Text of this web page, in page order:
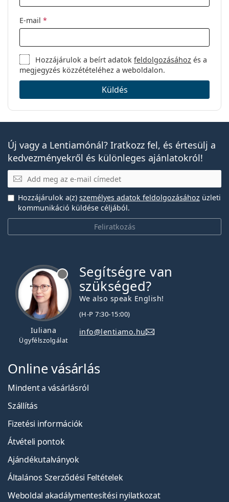
E-mail *
Hozzájárulok a beírt adatokfeldolgozásához és a
megjegyzés közzétételéhez a weboldalon.
Küldés
Új vagy a Lentiamónál? Iratkozz fel, és értesülj a
kedvezményekről és különleges ajánlatokról!
E-mail
Feliratkozás
Hozzájárulok a(z) személyes adatok feldolgozásához üzleti
kommunikáció küldése céljából.
Iuliana
Ügyfélszolgálat
Segítségre van
szükséged?
We also speak English!
(H-P 7:30-15:00)
info@lentiamo.hu
Online vásárlás
Mindent a vásárlásról
Szállítás
Fizetési információk
Átvételi pontok
Ajándékutalványok
Általános Szerződési Feltételek
Weboldal akadálymentesítési nyilatkozat